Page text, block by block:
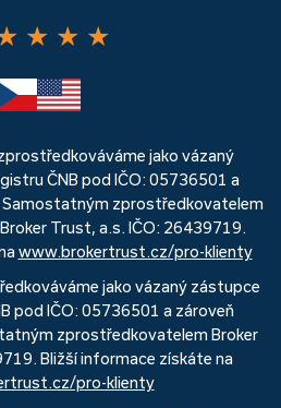
★ ★ ★
jako vázaný
ČNB pod IČO: 05736501 a
zprostředkovatelem
Trust, a.s. IČO: 26439719.
www.brokertrust.cz/pro-klienty
jako vázaný zástupce
pod IČO: 05736501 a zároveň
zprostředkovatelem Broker
Bližší informace získáte na
pro-klienty